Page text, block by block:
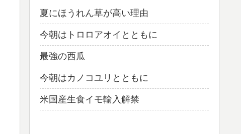
夏にほうれん草が高い理由
今朝はトロロアオイとともに
最強の西瓜
今朝はカノコユリとともに
米国産生食イモ輸入解禁